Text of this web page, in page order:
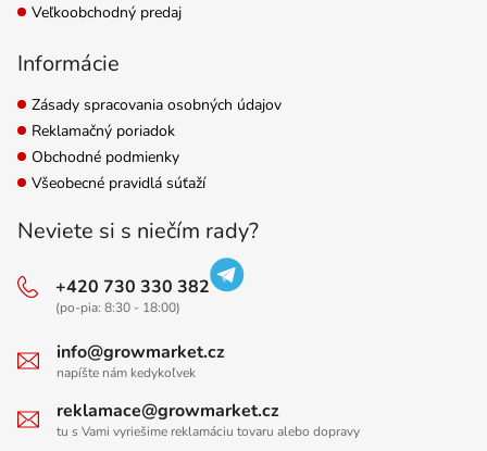
Veľkoobchodný predaj
Informácie
Zásady spracovania osobných údajov
Reklamačný poriadok
Obchodné podmienky
Všeobecné pravidlá súťaží
Neviete si s niečím rady?
+420 730 330 382
(po-pia: 8:30 - 18:00)
info@growmarket.cz
napíšte nám kedykoľvek
reklamace@growmarket.cz
tu s Vami vyriešime reklamáciu tovaru alebo dopravy